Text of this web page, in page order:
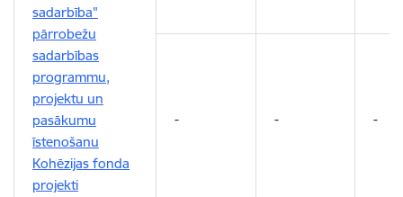
sadarbība"
pārrobežu
sadarbības
programmu,
projektu un
pasākumu
īstenošanu
Kohēzijas fonda
projekti
- - -